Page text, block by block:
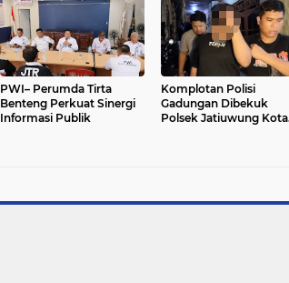
PWI– Perumda Tirta
Benteng Perkuat Sinergi
Informasi Publik
Komplotan Polisi
Gadungan Dibekuk
Polsek Jatiuwung Kota